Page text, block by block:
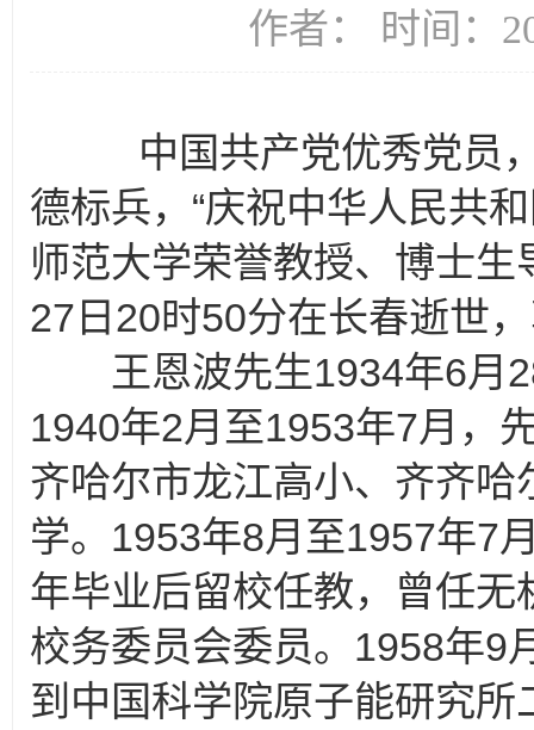
作者： 时间：
中国共产党优秀党员，
德标兵，“庆祝中华人民共
师范大学荣誉教授、博士
27日20时50分在长春逝世
王恩波先生1934年6月
1940年2月至1953年7月，
齐哈尔市龙江高小、齐齐
学。1953年8月至1957年7
年毕业后留校任教，曾任
校务委员会委员。1958年9
到中国科学院原子能研究